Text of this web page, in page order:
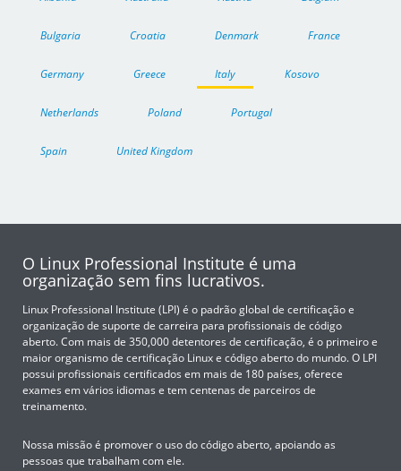
Bulgaria Croatia Denmark France
Germany Greece Italy Kosovo
Netherlands Poland Portugal
Spain United Kingdom
O Linux Professional Institute é uma
organização sem fins lucrativos.
Linux Professional Institute (LPI) é o padrão global de certificação e
organização de suporte de carreira para profissionais de código
aberto. Com mais de 350,000 detentores de certificação, é o primeiro e
maior organismo de certificação Linux e código aberto do mundo. O LPI
possui profissionais certificados em mais de 180 países, oferece
exames em vários idiomas e tem centenas de parceiros de
treinamento.
Nossa missão é promover o uso do código aberto, apoiando as
pessoas que trabalham com ele.